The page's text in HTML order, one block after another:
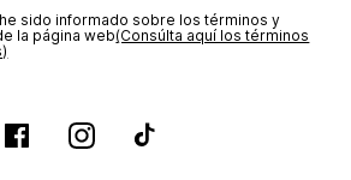
sido informado sobre los términos y
la página web‎(Consúlta aquí los términos